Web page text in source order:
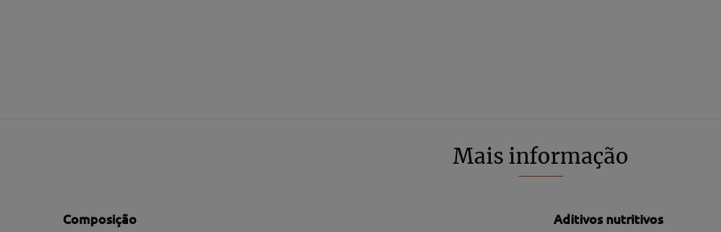
Mais informação
Composição Aditivos nutritivos